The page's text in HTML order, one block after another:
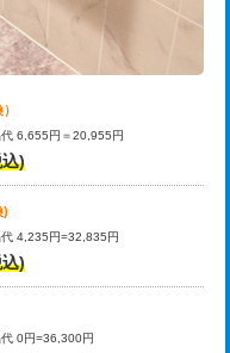
6,655円＝20,955円
)
)
4,235円=32,835円
)
0円=36,300円